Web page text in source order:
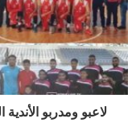
لاعبو ومدربو